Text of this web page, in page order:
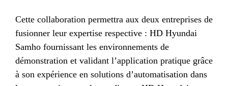
Cette collaboration permettra aux deux entreprises de
fusionner leur expertise respective : HD Hyundai
Samho fournissant les environnements de
démonstration et validant l’application pratique grâce
à son expérience en solutions d’automatisation dans